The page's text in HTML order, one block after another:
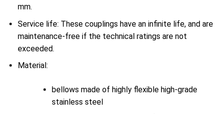
mm.
Service life: These couplings have an infinite life, and are
maintenance-free if the technical ratings are not
exceeded.
Material:
bellows made of highly flexible high-grade
stainless steel